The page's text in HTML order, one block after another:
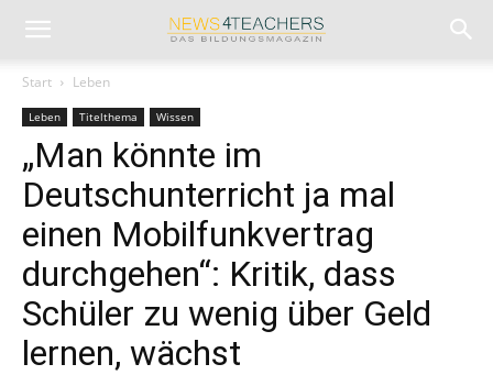
Start Leben
Leben Titelthema Wissen
„Man könnte im
Deutschunterricht ja mal
einen Mobilfunkvertrag
durchgehen“: Kritik, dass
Schüler zu wenig über Geld
lernen, wächst